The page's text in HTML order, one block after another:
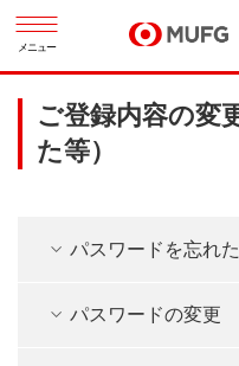
メニュー
ご登録内容の変
た等）
パスワードを忘れ
パスワードの変更